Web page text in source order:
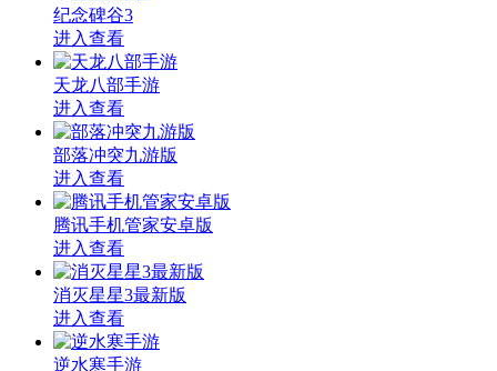
纪念碑谷3
进入查看
天龙八部手游
进入查看
部落冲突九游版
进入查看
腾讯手机管家安卓版
进入查看
消灭星星3最新版
进入查看
逆水寒手游